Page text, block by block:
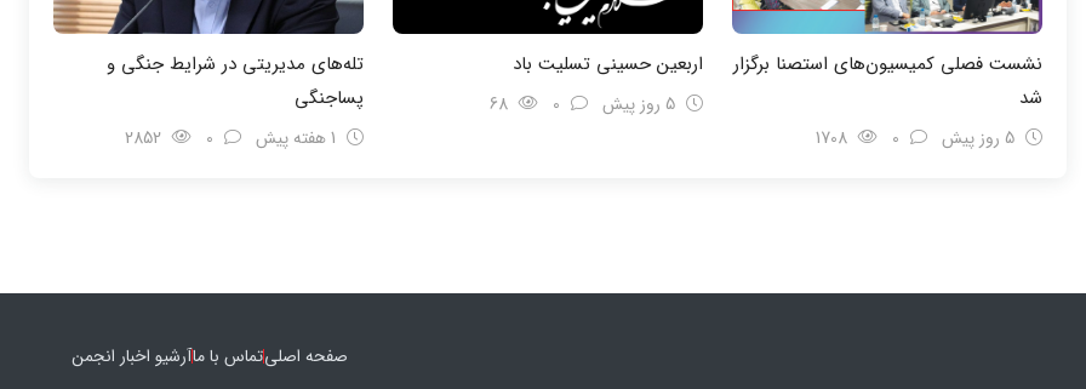
نشست فصلی کمیسیون‌های استصنا برگزار
شد
اربعین حسینی تسلیت باد
تله‌های مدیریتی در شرایط جنگی و
پسا‌جنگی
صفحه اصلیتماس با ماآرشیو اخبار انجمن